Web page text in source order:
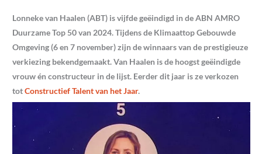
Lonneke van Haalen (ABT) is vijfde geëindigd in de ABN AMRO
Duurzame Top 50 van 2024. Tijdens de Klimaattop Gebouwde
Omgeving (6 en 7 november) zijn de winnaars van de prestigieuze
verkiezing bekendgemaakt. Van Haalen is de hoogst geëindigde
vrouw én constructeur in de lijst. Eerder dit jaar is ze verkozen
totConstructief Talent van het Jaar.